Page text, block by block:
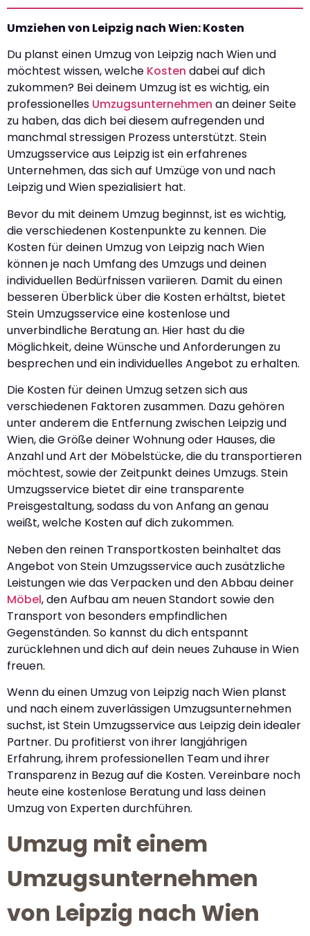
Umziehen von Leipzig nach Wien: Kosten
Du planst einen Umzug von Leipzig nach Wien und
möchtest wissen, welche Kosten dabei auf dich
zukommen? Bei deinem Umzug ist es wichtig, ein
professionelles Umzugsunternehmen an deiner Seite
zu haben, das dich bei diesem aufregenden und
manchmal stressigen Prozess unterstützt. Stein
Umzugsservice aus Leipzig ist ein erfahrenes
Unternehmen, das sich auf Umzüge von und nach
Leipzig und Wien spezialisiert hat.
Bevor du mit deinem Umzug beginnst, ist es wichtig,
die verschiedenen Kostenpunkte zu kennen. Die
Kosten für deinen Umzug von Leipzig nach Wien
können je nach Umfang des Umzugs und deinen
individuellen Bedürfnissen variieren. Damit du einen
besseren Überblick über die Kosten erhältst, bietet
Stein Umzugsservice eine kostenlose und
unverbindliche Beratung an. Hier hast du die
Möglichkeit, deine Wünsche und Anforderungen zu
besprechen und ein individuelles Angebot zu erhalten.
Die Kosten für deinen Umzug setzen sich aus
verschiedenen Faktoren zusammen. Dazu gehören
unter anderem die Entfernung zwischen Leipzig und
Wien, die Größe deiner Wohnung oder Hauses, die
Anzahl und Art der Möbelstücke, die du transportieren
möchtest, sowie der Zeitpunkt deines Umzugs. Stein
Umzugsservice bietet dir eine transparente
Preisgestaltung, sodass du von Anfang an genau
weißt, welche Kosten auf dich zukommen.
Neben den reinen Transportkosten beinhaltet das
Angebot von Stein Umzugsservice auch zusätzliche
Leistungen wie das Verpacken und den Abbau deiner
Möbel, den Aufbau am neuen Standort sowie den
Transport von besonders empfindlichen
Gegenständen. So kannst du dich entspannt
zurücklehnen und dich auf dein neues Zuhause in Wien
freuen.
Wenn du einen Umzug von Leipzig nach Wien planst
und nach einem zuverlässigen Umzugsunternehmen
suchst, ist Stein Umzugsservice aus Leipzig dein idealer
Partner. Du profitierst von ihrer langjährigen
Erfahrung, ihrem professionellen Team und ihrer
Transparenz in Bezug auf die Kosten. Vereinbare noch
heute eine kostenlose Beratung und lass deinen
Umzug von Experten durchführen.
Umzug mit einem
Umzugsunternehmen
von Leipzig nach Wien